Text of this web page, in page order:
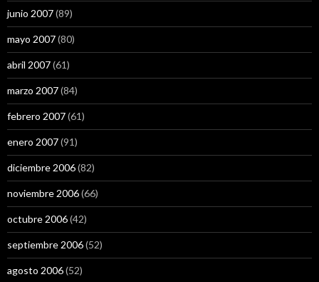
junio 2007(89)
mayo 2007(80)
abril 2007(61)
marzo 2007(84)
febrero 2007(61)
enero 2007(91)
diciembre 2006(82)
noviembre 2006(66)
octubre 2006(42)
septiembre 2006(52)
agosto 2006(52)